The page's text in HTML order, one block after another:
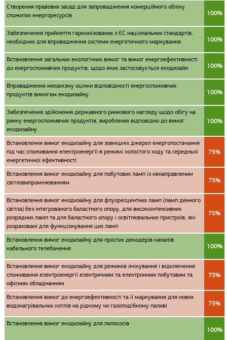
Створення правових засад для запровадження комерційного обліку
спожитих енергоресурсів
100%
Забезпечення прийняття гармонізованих з ЄС національних стандартів,
необхідних для впровадження системи енергетичного маркування
100%
Встановлення загальних екологічних вимог та вимог енергоефективності
до енергоспоживчих продуктів, щодо яких застосовується екодизайн
100%
Впровадження механізму оцінки відповідності енергоспоживчих
продуктів вимогам екодизайну
100%
Забезпечення здійснення державного ринкового нагляду щодо обігу на
ринку енергоспоживчих продуктів, вироблених відповідно до вимог
екодизайну
100%
Встановлення вимог екодизайну для зовнішніх джерел енергопостачання
під час споживання електроенергії в режимі холостого ходу та середньої
енергетичної ефективності
75%
Встановлення вимог екодизайну для побутових ламп із ненаправленим
світловипромінюванням
75%
Встановлення вимог екодизайну для флуоресцентних ламп (ламп денного
світла) без інтегрованого баластного опору, для високоінтенсивних
розрядних ламп та для баластного опору і освітлювальних пристроїв, які
розраховані для функціонування цих ламп
75%
Встановлення вимог екодизайну для простих декодерів каналів
кабельного телебачення
100%
Встановлення вимог екодизайну для режимів очікування і відключення
споживання електроенергії електричним та електронним побутовим та
офісним обладнанням
75%
Встановлення вимог до енергоефективності та її маркування для нових
водонагрівальних котлів на рідкому чи газоподібному паливі
75%
Встановлення вимог екодизайну для пилососів
100%